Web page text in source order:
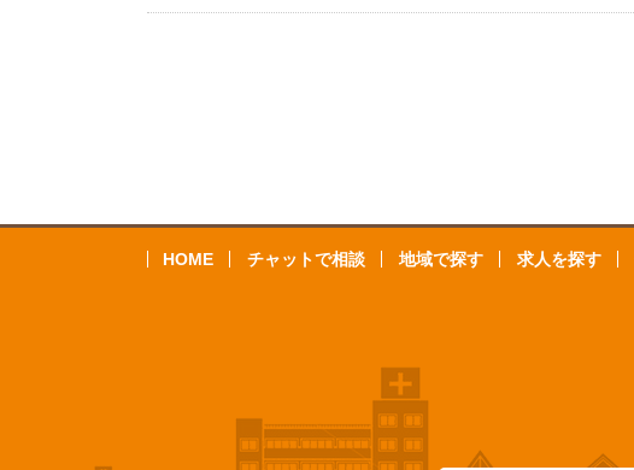
HOME チャットで相談 地域で探す 求人を探す